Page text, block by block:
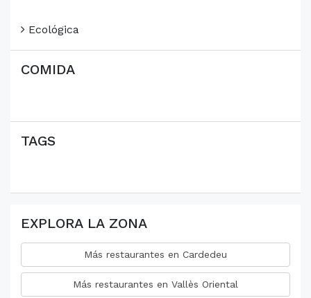
Ecológica
COMIDA
TAGS
EXPLORA LA ZONA
Más restaurantes en Cardedeu
Más restaurantes en Vallès Oriental